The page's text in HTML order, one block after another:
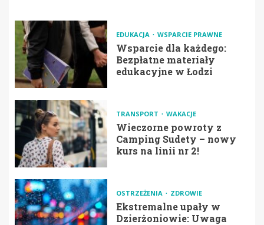
EDUKACJA WSPARCIE PRAWNE
Wsparcie dla każdego:
Bezpłatne materiały
edukacyjne w Łodzi
TRANSPORT WAKACJE
Wieczorne powroty z
Camping Sudety – nowy
kurs na linii nr 2!
OSTRZEŻENIA ZDROWIE
Ekstremalne upały w
Dzierżoniowie: Uwaga